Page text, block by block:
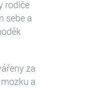
rodiče
sebe a
za
a